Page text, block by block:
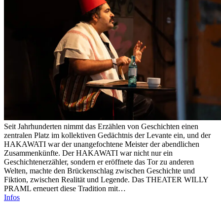
Seit Jahrhunderten nimmt das Erzählen von Geschichten einen
zentralen Platz im kollektiven Gedächtnis der Levante ein, und der
HAKAWATI war der unangefochtene Meister der abendlichen
Zusammenkünfte. Der HAKAWATI war nicht nur ein
Geschichtenerzähler, sondern er eröffnete das Tor zu anderen
Welten, machte den Brückenschlag zwischen Geschichte und
Fiktion, zwischen Realität und Legende. Das THEATER WILLY
PRAML erneuert diese Tradition mit…
Infos